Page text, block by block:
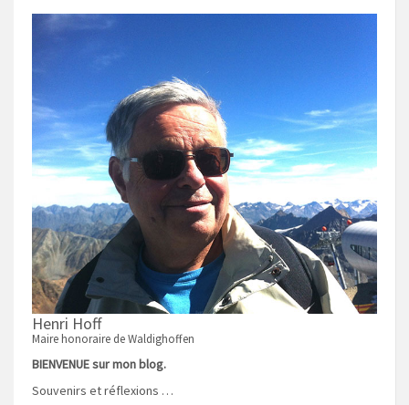
Henri Hoff
Maire honoraire de Waldighoffen
BIENVENUE sur mon blog.
Souvenirs et réflexions …